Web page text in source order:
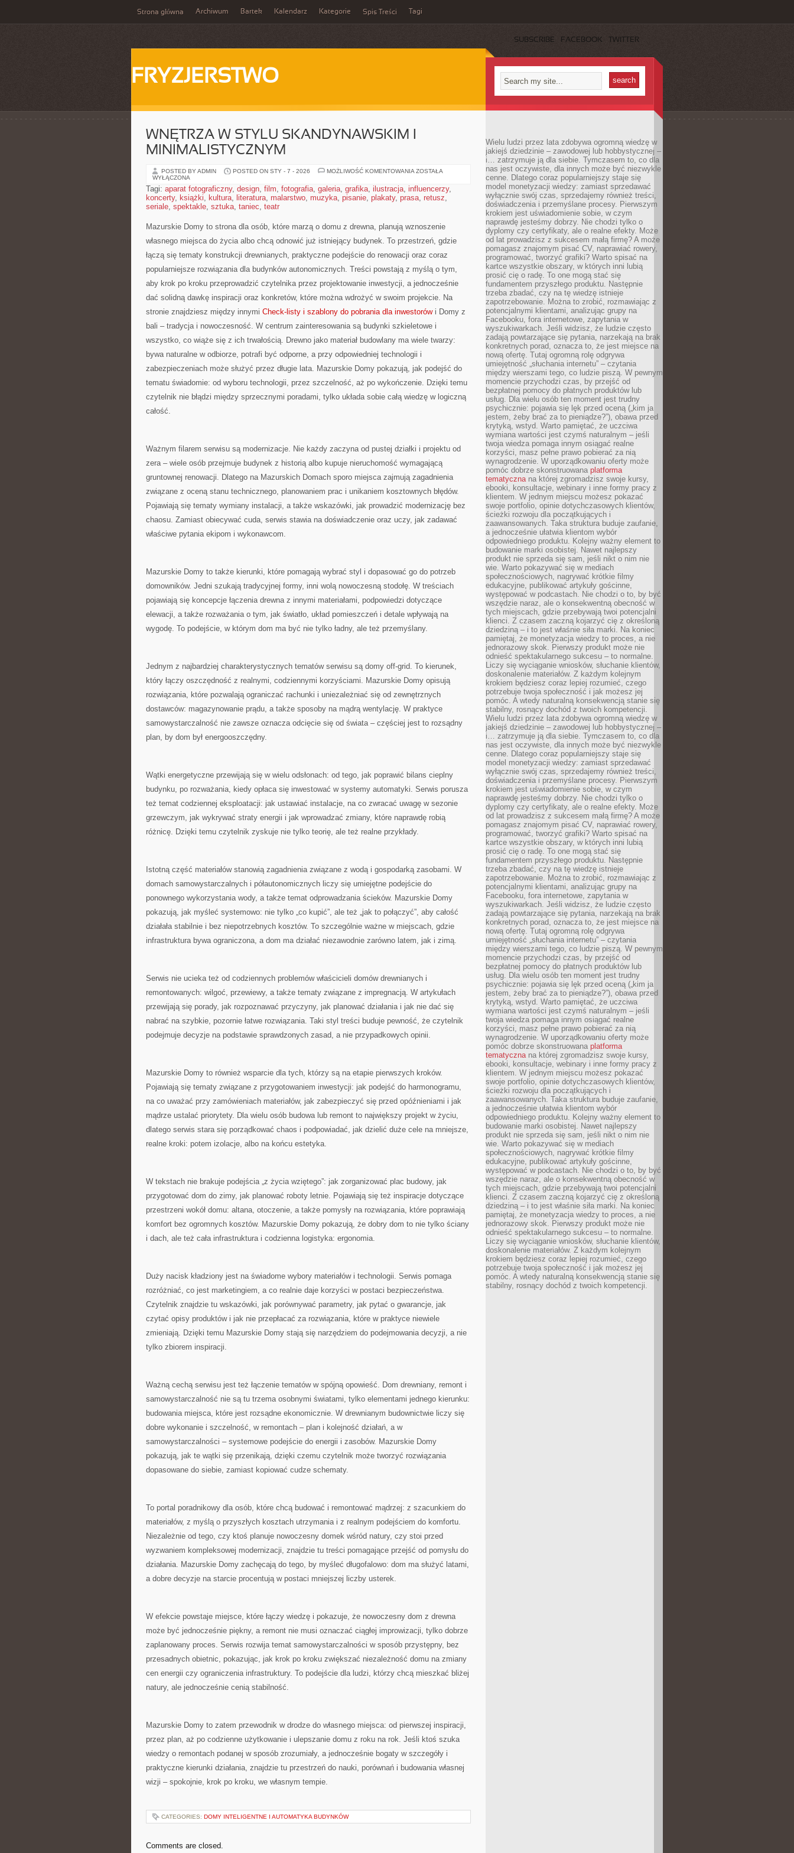
Strona główna Archiwum Bartek Kalendarz Kategorie Spis Treści Tagi
SUBSCRIBE FACEBOOK TWITTER
FRYZJERSTWO
WNĘTRZA W STYLU SKANDYNAWSKIM I
MINIMALISTYCZNYM
POSTED BY ADMIN POSTED ON STY - 7 - 2026 MOŻLIWOŚĆ KOMENTOWANIA WNĘTRZA
SKANDYNAWSKIM
I
MINIMALISTYCZNYM
ZOSTAŁA
WYŁĄCZONA
Tagi: aparat fotograficzny, design, film, fotografia, galeria, grafika, ilustracja, influencerzy,
koncerty, książki, kultura, literatura, malarstwo, muzyka, pisanie, plakaty, prasa, retusz,
seriale, spektakle, sztuka, taniec, teatr
Mazurskie Domy to strona dla osób, które marzą o domu z drewna, planują wznoszenie
własnego miejsca do życia albo chcą odnowić już istniejący budynek. To przestrzeń, gdzie
łączą się tematy konstrukcji drewnianych, praktyczne podejście do renowacji oraz coraz
popularniejsze rozwiązania dla budynków autonomicznych. Treści powstają z myślą o tym,
aby krok po kroku przeprowadzić czytelnika przez projektowanie inwestycji, a jednocześnie
dać solidną dawkę inspiracji oraz konkretów, które można wdrożyć w swoim projekcie. Na
stronie znajdziesz między innymi Check-listy i szablony do pobrania dla inwestorówi Domy z
bali – tradycja i nowoczesność. W centrum zainteresowania są budynki szkieletowe i
wszystko, co wiąże się z ich trwałością. Drewno jako materiał budowlany ma wiele twarzy:
bywa naturalne w odbiorze, potrafi być odporne, a przy odpowiedniej technologii i
zabezpieczeniach może służyć przez długie lata. Mazurskie Domy pokazują, jak podejść do
tematu świadomie: od wyboru technologii, przez szczelność, aż po wykończenie. Dzięki temu
czytelnik nie błądzi między sprzecznymi poradami, tylko układa sobie całą wiedzę w logiczną
całość.
Ważnym filarem serwisu są modernizacje. Nie każdy zaczyna od pustej działki i projektu od
zera – wiele osób przejmuje budynek z historią albo kupuje nieruchomość wymagającą
gruntownej renowacji. Dlatego na Mazurskich Domach sporo miejsca zajmują zagadnienia
związane z oceną stanu technicznego, planowaniem prac i unikaniem kosztownych błędów.
Pojawiają się tematy wymiany instalacji, a także wskazówki, jak prowadzić modernizację bez
chaosu. Zamiast obiecywać cuda, serwis stawia na doświadczenie oraz uczy, jak zadawać
właściwe pytania ekipom i wykonawcom.
Mazurskie Domy to także kierunki, które pomagają wybrać styl i dopasować go do potrzeb
domowników. Jedni szukają tradycyjnej formy, inni wolą nowoczesną stodołę. W treściach
pojawiają się koncepcje łączenia drewna z innymi materiałami, podpowiedzi dotyczące
elewacji, a także rozważania o tym, jak światło, układ pomieszczeń i detale wpływają na
wygodę. To podejście, w którym dom ma być nie tylko ładny, ale też przemyślany.
Jednym z najbardziej charakterystycznych tematów serwisu są domy off-grid. To kierunek,
który łączy oszczędność z realnymi, codziennymi korzyściami. Mazurskie Domy opisują
rozwiązania, które pozwalają ograniczać rachunki i uniezależniać się od zewnętrznych
dostawców: magazynowanie prądu, a także sposoby na mądrą wentylację. W praktyce
samowystarczalność nie zawsze oznacza odcięcie się od świata – częściej jest to rozsądny
plan, by dom był energooszczędny.
Wątki energetyczne przewijają się w wielu odsłonach: od tego, jak poprawić bilans cieplny
budynku, po rozważania, kiedy opłaca się inwestować w systemy automatyki. Serwis porusza
też temat codziennej eksploatacji: jak ustawiać instalacje, na co zwracać uwagę w sezonie
grzewczym, jak wykrywać straty energii i jak wprowadzać zmiany, które naprawdę robią
różnicę. Dzięki temu czytelnik zyskuje nie tylko teorię, ale też realne przykłady.
Istotną część materiałów stanowią zagadnienia związane z wodą i gospodarką zasobami. W
domach samowystarczalnych i półautonomicznych liczy się umiejętne podejście do
ponownego wykorzystania wody, a także temat odprowadzania ścieków. Mazurskie Domy
pokazują, jak myśleć systemowo: nie tylko „co kupić”, ale też „jak to połączyć”, aby całość
działała stabilnie i bez niepotrzebnych kosztów. To szczególnie ważne w miejscach, gdzie
infrastruktura bywa ograniczona, a dom ma działać niezawodnie zarówno latem, jak i zimą.
Serwis nie ucieka też od codziennych problemów właścicieli domów drewnianych i
remontowanych: wilgoć, przewiewy, a także tematy związane z impregnacją. W artykułach
przewijają się porady, jak rozpoznawać przyczyny, jak planować działania i jak nie dać się
nabrać na szybkie, pozornie łatwe rozwiązania. Taki styl treści buduje pewność, że czytelnik
podejmuje decyzje na podstawie sprawdzonych zasad, a nie przypadkowych opinii.
Mazurskie Domy to również wsparcie dla tych, którzy są na etapie pierwszych kroków.
Pojawiają się tematy związane z przygotowaniem inwestycji: jak podejść do harmonogramu,
na co uważać przy zamówieniach materiałów, jak zabezpieczyć się przed opóźnieniami i jak
mądrze ustalać priorytety. Dla wielu osób budowa lub remont to największy projekt w życiu,
dlatego serwis stara się porządkować chaos i podpowiadać, jak dzielić duże cele na mniejsze,
realne kroki: potem izolacje, albo na końcu estetyka.
W tekstach nie brakuje podejścia „z życia wziętego”: jak zorganizować plac budowy, jak
przygotować dom do zimy, jak planować roboty letnie. Pojawiają się też inspiracje dotyczące
przestrzeni wokół domu: altana, otoczenie, a także pomysły na rozwiązania, które poprawiają
komfort bez ogromnych kosztów. Mazurskie Domy pokazują, że dobry dom to nie tylko ściany
i dach, ale też cała infrastruktura i codzienna logistyka: ergonomia.
Duży nacisk kładziony jest na świadome wybory materiałów i technologii. Serwis pomaga
rozróżniać, co jest marketingiem, a co realnie daje korzyści w postaci bezpieczeństwa.
Czytelnik znajdzie tu wskazówki, jak porównywać parametry, jak pytać o gwarancje, jak
czytać opisy produktów i jak nie przepłacać za rozwiązania, które w praktyce niewiele
zmieniają. Dzięki temu Mazurskie Domy stają się narzędziem do podejmowania decyzji, a nie
tylko zbiorem inspiracji.
Ważną cechą serwisu jest też łączenie tematów w spójną opowieść. Dom drewniany, remont i
samowystarczalność nie są tu trzema osobnymi światami, tylko elementami jednego kierunku:
budowania miejsca, które jest rozsądne ekonomicznie. W drewnianym budownictwie liczy się
dobre wykonanie i szczelność, w remontach – plan i kolejność działań, a w
samowystarczalności – systemowe podejście do energii i zasobów. Mazurskie Domy
pokazują, jak te wątki się przenikają, dzięki czemu czytelnik może tworzyć rozwiązania
dopasowane do siebie, zamiast kopiować cudze schematy.
To portal poradnikowy dla osób, które chcą budować i remontować mądrzej: z szacunkiem do
materiałów, z myślą o przyszłych kosztach utrzymania i z realnym podejściem do komfortu.
Niezależnie od tego, czy ktoś planuje nowoczesny domek wśród natury, czy stoi przed
wyzwaniem kompleksowej modernizacji, znajdzie tu treści pomagające przejść od pomysłu do
działania. Mazurskie Domy zachęcają do tego, by myśleć długofalowo: dom ma służyć latami,
a dobre decyzje na starcie procentują w postaci mniejszej liczby usterek.
W efekcie powstaje miejsce, które łączy wiedzę i pokazuje, że nowoczesny dom z drewna
może być jednocześnie piękny, a remont nie musi oznaczać ciągłej improwizacji, tylko dobrze
zaplanowany proces. Serwis rozwija temat samowystarczalności w sposób przystępny, bez
przesadnych obietnic, pokazując, jak krok po kroku zwiększać niezależność domu na zmiany
cen energii czy ograniczenia infrastruktury. To podejście dla ludzi, którzy chcą mieszkać bliżej
natury, ale jednocześnie cenią stabilność.
Mazurskie Domy to zatem przewodnik w drodze do własnego miejsca: od pierwszej inspiracji,
przez plan, aż po codzienne użytkowanie i ulepszanie domu z roku na rok. Jeśli ktoś szuka
wiedzy o remontach podanej w sposób zrozumiały, a jednocześnie bogaty w szczegóły i
praktyczne kierunki działania, znajdzie tu przestrzeń do nauki, porównań i budowania własnej
wizji – spokojnie, krok po kroku, we własnym tempie.
CATEGORIES: DOMY INTELIGENTNE I AUTOMATYKA BUDYNKÓW
Comments are closed.
Wielu ludzi przez lata zdobywa ogromną wiedzę w
jakiejś dziedzinie – zawodowej lub hobbystycznej –
i… zatrzymuje ją dla siebie. Tymczasem to, co dla
nas jest oczywiste, dla innych może być niezwykle
cenne. Dlatego coraz popularniejszy staje się
model monetyzacji wiedzy: zamiast sprzedawać
wyłącznie swój czas, sprzedajemy również treści,
doświadczenia i przemyślane procesy. Pierwszym
krokiem jest uświadomienie sobie, w czym
naprawdę jesteśmy dobrzy. Nie chodzi tylko o
dyplomy czy certyfikaty, ale o realne efekty. Może
od lat prowadzisz z sukcesem małą firmę? A może
pomagasz znajomym pisać CV, naprawiać rowery,
programować, tworzyć grafiki? Warto spisać na
kartce wszystkie obszary, w których inni lubią
prosić cię o radę. To one mogą stać się
fundamentem przyszłego produktu. Następnie
trzeba zbadać, czy na tę wiedzę istnieje
zapotrzebowanie. Można to zrobić, rozmawiając z
potencjalnymi klientami, analizując grupy na
Facebooku, fora internetowe, zapytania w
wyszukiwarkach. Jeśli widzisz, że ludzie często
zadają powtarzające się pytania, narzekają na brak
konkretnych porad, oznacza to, że jest miejsce na
nową ofertę. Tutaj ogromną rolę odgrywa
umiejętność „słuchania internetu” – czytania
między wierszami tego, co ludzie piszą. W pewnym
momencie przychodzi czas, by przejść od
bezpłatnej pomocy do płatnych produktów lub
usług. Dla wielu osób ten moment jest trudny
psychicznie: pojawia się lęk przed oceną („kim ja
jestem, żeby brać za to pieniądze?”), obawa przed
krytyką, wstyd. Warto pamiętać, że uczciwa
wymiana wartości jest czymś naturalnym – jeśli
twoja wiedza pomaga innym osiągać realne
korzyści, masz pełne prawo pobierać za nią
wynagrodzenie. W uporządkowaniu oferty może
pomóc dobrze skonstruowana platforma
tematycznana której zgromadzisz swoje kursy,
ebooki, konsultacje, webinary i inne formy pracy z
klientem. W jednym miejscu możesz pokazać
swoje portfolio, opinie dotychczasowych klientów,
ścieżki rozwoju dla początkujących i
zaawansowanych. Taka struktura buduje zaufanie,
a jednocześnie ułatwia klientom wybór
odpowiedniego produktu. Kolejny ważny element to
budowanie marki osobistej. Nawet najlepszy
produkt nie sprzeda się sam, jeśli nikt o nim nie
wie. Warto pokazywać się w mediach
społecznościowych, nagrywać krótkie filmy
edukacyjne, publikować artykuły gościnne,
występować w podcastach. Nie chodzi o to, by być
wszędzie naraz, ale o konsekwentną obecność w
tych miejscach, gdzie przebywają twoi potencjalni
klienci. Z czasem zaczną kojarzyć cię z określoną
dziedziną – i to jest właśnie siła marki. Na koniec
pamiętaj, że monetyzacja wiedzy to proces, a nie
jednorazowy skok. Pierwszy produkt może nie
odnieść spektakularnego sukcesu – to normalne.
Liczy się wyciąganie wniosków, słuchanie klientów,
doskonalenie materiałów. Z każdym kolejnym
krokiem będziesz coraz lepiej rozumieć, czego
potrzebuje twoja społeczność i jak możesz jej
pomóc. A wtedy naturalną konsekwencją stanie się
stabilny, rosnący dochód z twoich kompetencji.
Wielu ludzi przez lata zdobywa ogromną wiedzę w
jakiejś dziedzinie – zawodowej lub hobbystycznej –
i… zatrzymuje ją dla siebie. Tymczasem to, co dla
nas jest oczywiste, dla innych może być niezwykle
cenne. Dlatego coraz popularniejszy staje się
model monetyzacji wiedzy: zamiast sprzedawać
wyłącznie swój czas, sprzedajemy również treści,
doświadczenia i przemyślane procesy. Pierwszym
krokiem jest uświadomienie sobie, w czym
naprawdę jesteśmy dobrzy. Nie chodzi tylko o
dyplomy czy certyfikaty, ale o realne efekty. Może
od lat prowadzisz z sukcesem małą firmę? A może
pomagasz znajomym pisać CV, naprawiać rowery,
programować, tworzyć grafiki? Warto spisać na
kartce wszystkie obszary, w których inni lubią
prosić cię o radę. To one mogą stać się
fundamentem przyszłego produktu. Następnie
trzeba zbadać, czy na tę wiedzę istnieje
zapotrzebowanie. Można to zrobić, rozmawiając z
potencjalnymi klientami, analizując grupy na
Facebooku, fora internetowe, zapytania w
wyszukiwarkach. Jeśli widzisz, że ludzie często
zadają powtarzające się pytania, narzekają na brak
konkretnych porad, oznacza to, że jest miejsce na
nową ofertę. Tutaj ogromną rolę odgrywa
umiejętność „słuchania internetu” – czytania
między wierszami tego, co ludzie piszą. W pewnym
momencie przychodzi czas, by przejść od
bezpłatnej pomocy do płatnych produktów lub
usług. Dla wielu osób ten moment jest trudny
psychicznie: pojawia się lęk przed oceną („kim ja
jestem, żeby brać za to pieniądze?”), obawa przed
krytyką, wstyd. Warto pamiętać, że uczciwa
wymiana wartości jest czymś naturalnym – jeśli
twoja wiedza pomaga innym osiągać realne
korzyści, masz pełne prawo pobierać za nią
wynagrodzenie. W uporządkowaniu oferty może
pomóc dobrze skonstruowana platforma
tematycznana której zgromadzisz swoje kursy,
ebooki, konsultacje, webinary i inne formy pracy z
klientem. W jednym miejscu możesz pokazać
swoje portfolio, opinie dotychczasowych klientów,
ścieżki rozwoju dla początkujących i
zaawansowanych. Taka struktura buduje zaufanie,
a jednocześnie ułatwia klientom wybór
odpowiedniego produktu. Kolejny ważny element to
budowanie marki osobistej. Nawet najlepszy
produkt nie sprzeda się sam, jeśli nikt o nim nie
wie. Warto pokazywać się w mediach
społecznościowych, nagrywać krótkie filmy
edukacyjne, publikować artykuły gościnne,
występować w podcastach. Nie chodzi o to, by być
wszędzie naraz, ale o konsekwentną obecność w
tych miejscach, gdzie przebywają twoi potencjalni
klienci. Z czasem zaczną kojarzyć cię z określoną
dziedziną – i to jest właśnie siła marki. Na koniec
pamiętaj, że monetyzacja wiedzy to proces, a nie
jednorazowy skok. Pierwszy produkt może nie
odnieść spektakularnego sukcesu – to normalne.
Liczy się wyciąganie wniosków, słuchanie klientów,
doskonalenie materiałów. Z każdym kolejnym
krokiem będziesz coraz lepiej rozumieć, czego
potrzebuje twoja społeczność i jak możesz jej
pomóc. A wtedy naturalną konsekwencją stanie się
stabilny, rosnący dochód z twoich kompetencji.